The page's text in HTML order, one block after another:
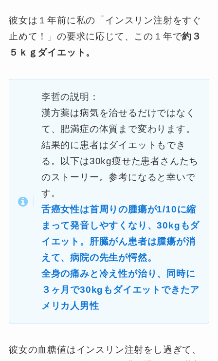
彼女は１年前に私の「インスリン注射をすぐ
止めて！」の要求に応じて、この１年で約３
５ｋｇダイエット。
李哲の説明：
漢方薬は病気を治せるだけではなく
て、肥満症の体質まで変わります。
結果的に患者はダイエットもでき
る。以下は30kg痩せた患者さんたち
のストーリー。参考になると幸いで
す。
舌癌女性は首周りの腫瘍が1/10に縮
まって発音しやすくなり、30kgもダ
イエット。肝臓がん患者は腫瘍が消
えて、病院の先生が愕然。
全身の痛みと冷え性が治り、同時に
３ヶ月で30kgもダイエットできたア
メリカ人男性
彼女の血糖値はインスリン注射をし過ぎて、